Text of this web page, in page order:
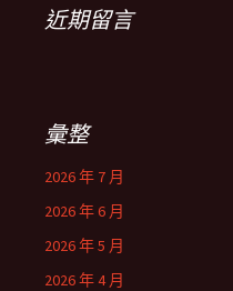
近期留言
彙整
2026 年 7 月
2026 年 6 月
2026 年 5 月
2026 年 4 月